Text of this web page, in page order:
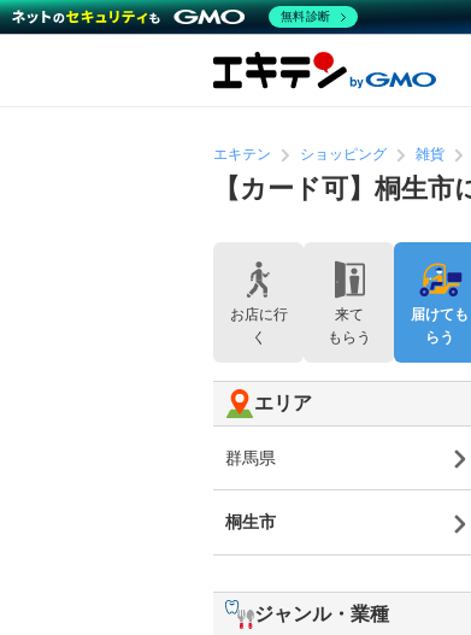
エキテン ショッピング 雑貨
【カード可】桐生
お店に行
く
来て
もらう
届けても
らう
エリア
群馬県
桐生市
ジャンル・業種
無料診断